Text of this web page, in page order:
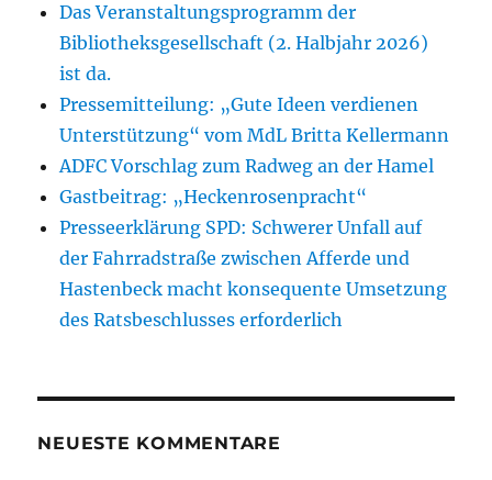
Das Veranstaltungsprogramm der
Bibliotheksgesellschaft (2. Halbjahr 2026)
ist da.
Pressemitteilung: „Gute Ideen verdienen
Unterstützung“ vom MdL Britta Kellermann
ADFC Vorschlag zum Radweg an der Hamel
Gastbeitrag: „Heckenrosenpracht“
Presseerklärung SPD: Schwerer Unfall auf
der Fahrradstraße zwischen Afferde und
Hastenbeck macht konsequente Umsetzung
des Ratsbeschlusses erforderlich
NEUESTE KOMMENTARE